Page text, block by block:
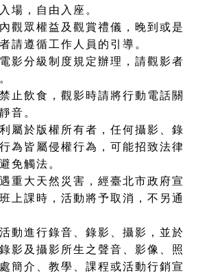
場，自由入座。
觀眾權益及觀賞禮儀，晚到或是
請遵循工作人員的引導。
影分級制度規定辦理，請觀影者
止飲食，觀影時請將行動電話關
音。
屬於版權所有者，任何攝影、錄
為皆屬侵權行為，可能招致法律
免觸法。
重大天然災害，經臺北市政府宣
上課時，活動將予取消，不另通
動進行錄音、錄影、攝影，並於
影及攝影所生之聲音、影像、照
簡介、教學、課程或活動行銷宣